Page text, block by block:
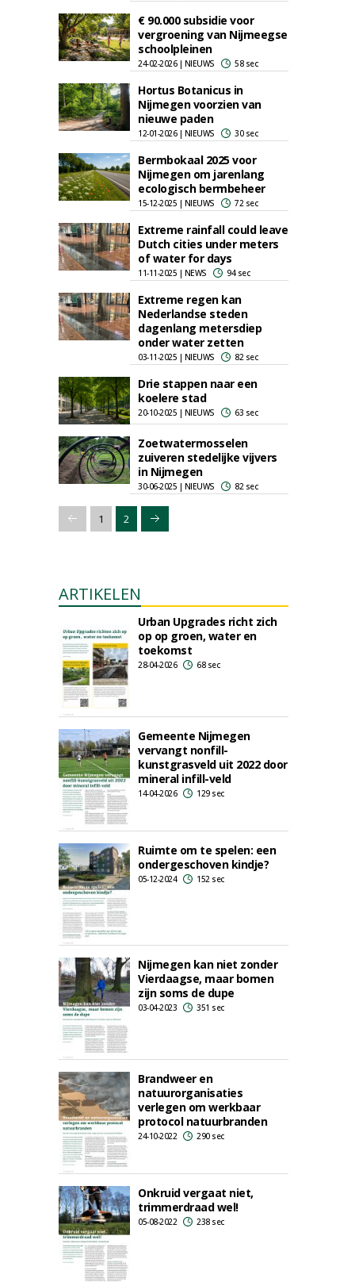
€ 90.000 subsidie voor
vergroening van Nijmeegse
schoolpleinen
24-02-2026 | NIEUWS 58 sec
Hortus Botanicus in
Nijmegen voorzien van
nieuwe paden
12-01-2026 | NIEUWS 30 sec
Bermbokaal 2025 voor
Nijmegen om jarenlang
ecologisch bermbeheer
15-12-2025 | NIEUWS 72 sec
Extreme rainfall could leave
Dutch cities under meters
of water for days
11-11-2025 | NEWS 94 sec
Extreme regen kan
Nederlandse steden
dagenlang metersdiep
onder water zetten
03-11-2025 | NIEUWS 82 sec
Drie stappen naar een
koelere stad
20-10-2025 | NIEUWS 63 sec
Zoetwatermosselen
zuiveren stedelijke vijvers
in Nijmegen
30-06-2025 | NIEUWS 82 sec
1 2
ARTIKELEN
Urban Upgrades richt zich
op op groen, water en
toekomst
28-04-2026 68 sec
Gemeente Nijmegen
vervangt nonfill-
kunstgrasveld uit 2022 door
mineral infill-veld
14-04-2026 129 sec
Ruimte om te spelen: een
ondergeschoven kindje?
05-12-2024 152 sec
Nijmegen kan niet zonder
Vierdaagse, maar bomen
zijn soms de dupe
03-04-2023 351 sec
Brandweer en
natuurorganisaties
verlegen om werkbaar
protocol natuurbranden
24-10-2022 290 sec
Onkruid vergaat niet,
trimmerdraad wel!
05-08-2022 238 sec